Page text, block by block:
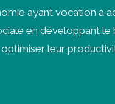
ayant vocation à
en développant le
leur